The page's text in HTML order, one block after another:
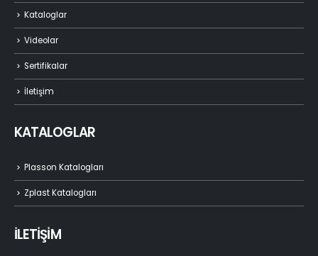
Kataloglar
Videolar
Sertifikalar
İletişim
KATALOGLAR
Plasson Katalogları
Zplast Katalogları
İLETİŞİM